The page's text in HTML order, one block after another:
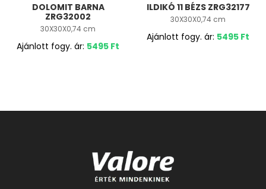
DOLOMIT BARNA
ZRG32002
30X30X0,74 cm
Ajánlott fogy. ár: 5495 Ft
ILDIKÓ 11 BÉZS ZRG32177
30X30X0,74 cm
Ajánlott fogy. ár: 5495 Ft